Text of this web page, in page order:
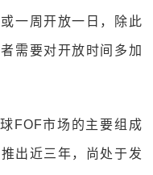
一周开放一日，除此
需要对开放时间多加
FOF市场的主要组成
出近三年，尚处于发